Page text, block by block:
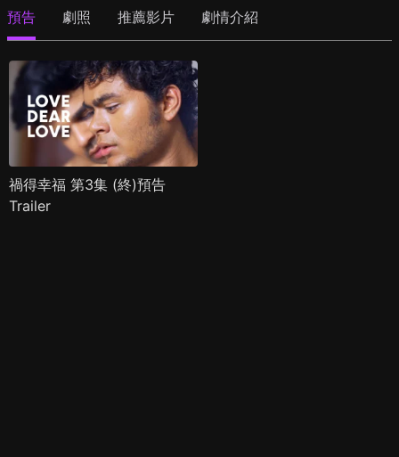
預告 劇照 推薦影片 劇情介紹
禍得幸福 第3集 (終)預告
Trailer